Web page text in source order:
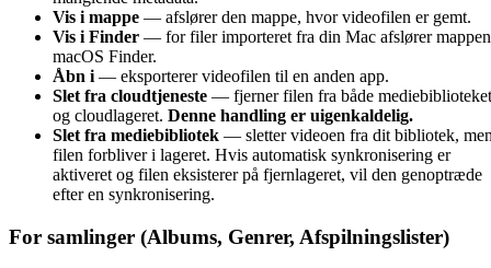
Vis i mappe — afslører den mappe, hvor videofilen er gemt.
Vis i Finder — for filer importeret fra din Mac afslører
macOS Finder.
Åbn i — eksporterer videofilen til en anden app.
Slet fra cloudtjeneste — fjerner filen fra både mediebiblioteket
og cloudlageret. Denne handling er uigenkaldelig.
Slet fra mediebibliotek — sletter videoen fra dit bibliotek,
filen forbliver i lageret. Hvis automatisk synkronisering er
aktiveret og filen eksisterer på fjernlageret, vil den genoptræde
efter en synkronisering.
For samlinger (Albums, Genrer, Afspilningslister)